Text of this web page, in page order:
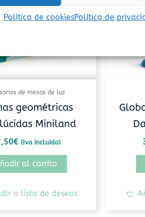
Política de cookiesPolítica de
de mesas de luz
geométricas
Miniland
€ (Iva incluido)
al carrito
a lista de deseos